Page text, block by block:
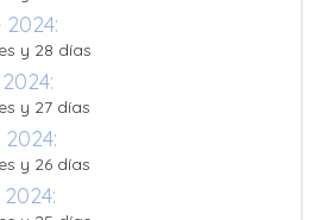
y 28 días
y 27 días
y 26 días